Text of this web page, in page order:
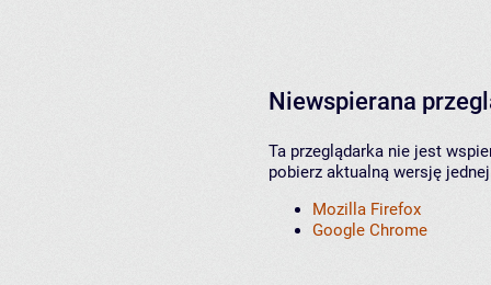
Niewspierana
Ta przeglądarka nie jest
pobierz aktualną wersję
Mozilla Firefox
Google Chrome